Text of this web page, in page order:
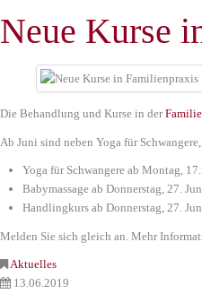
Neue Kurse
Die Behandlung und Kurse in der
Ab Juni sind neben Yoga für
Yoga für Schwangere ab Montag,
Babymassage ab Donnerstag, 27.
Handlingkurs ab Donnerstag, 27.
Melden Sie sich gleich an. Mehr
Aktuelles
13.06.2019